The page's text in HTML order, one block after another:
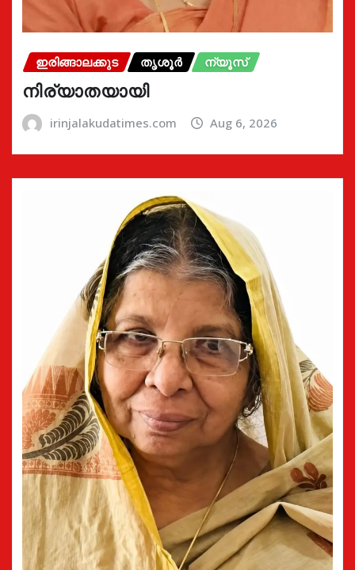
ഇരിങ്ങാലക്കുട തൃശൂർ ന്യൂസ്
നിര്യാതയായി
irinjalakudatimes.com Aug 6, 2026